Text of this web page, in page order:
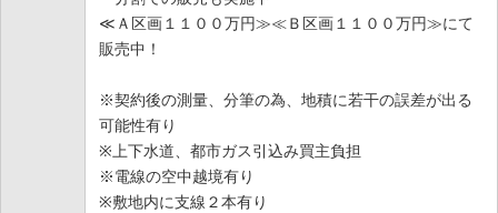
≪Ａ区画１１００万円≫≪Ｂ区画１１００万円≫にて
販売中！
※契約後の測量、分筆の為、地積に若干の誤差が出る
可能性有り
※上下水道、都市ガス引込み買主負担
※電線の空中越境有り
※敷地内に支線２本有り